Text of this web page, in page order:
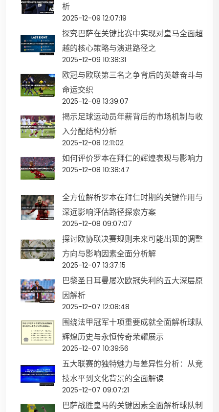
析
2025-12-09 12:07:19
探究巴萨在关键比赛中实现对皇马全面超
越的核心策略与演进路径之
2025-12-09 10:38:31
欧冠与欧联第三名之争背后的英雄奋斗与
命运交织
2025-12-08 13:39:07
揭示足球运动员年薪背后的市场机制与收
入分配结构分析
2025-12-08 12:11:02
如何评价罗本在拜仁的辉煌表现与影响力
2025-12-08 10:38:47
全方位解析罗本在拜仁时期的关键作用与
深远影响评估路径探索方案
2025-12-08 09:07:07
探讨欧协联决赛规则未来可能出现的调整
方向与影响因素全面分析解
2025-12-07 13:37:15
巴黎圣日耳曼屡次欧冠失利的五大深层原
因解析
2025-12-07 12:08:48
围绕法甲冠军十项重要成就全面解析球队
辉煌历史与永恒传奇荣耀展示
2025-12-07 10:39:56
五大联赛的独特魅力与差异性分析：从竞
技水平到文化背景的全面解读
2025-12-07 09:07:21
巴萨战胜皇马的关键因素全面解析球队制